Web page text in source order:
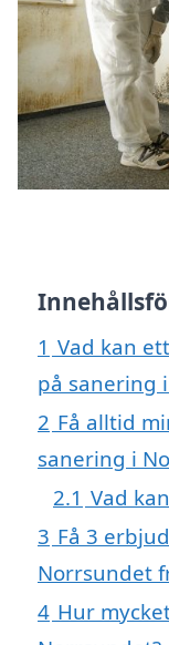
1 Vad kan
på sanering
2 Få alltid
sanering i
2.1 Vad
3 Få 3
Norrsundet
4 Hur